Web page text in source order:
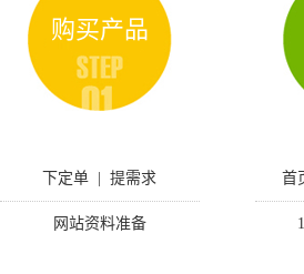
购买产品
下定单 | 提需求
网站资料准备
首